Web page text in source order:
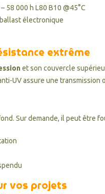
58 000 h L80 B10 @45°C
électronique
extrême
et son couvercle
UV assure une
Sur demande, il peut être
vos projets